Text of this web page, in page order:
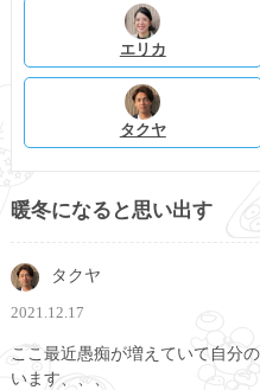
エリカ
タクヤ
暖冬になると思い出す
タクヤ
2021.12.17
ここ最近愚痴が増えていて自分
います、、、